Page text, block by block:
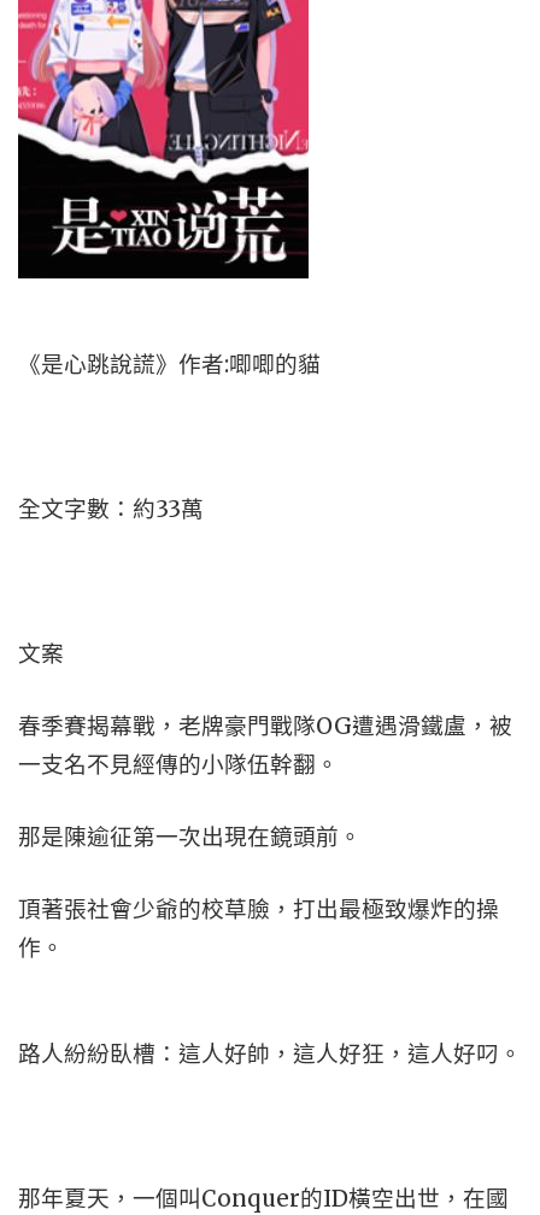
《是心跳說謊》作者:唧唧的貓
全文字數：約33萬
文案
春季賽揭幕戰，老牌豪門戰隊OG遭遇滑鐵盧，被
一支名不見經傳的小隊伍幹翻。
那是陳逾征第一次出現在鏡頭前。
頂著張社會少爺的校草臉，打出最極致爆炸的操
作。
路人紛紛臥槽：這人好帥，這人好狂，這人好叼。
那年夏天，一個叫Conquer的ID橫空出世，在國